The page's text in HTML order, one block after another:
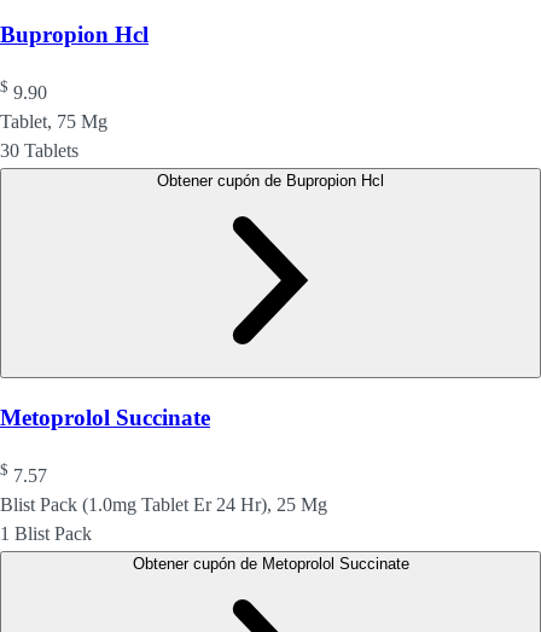
Bupropion Hcl
$ 9.90
Tablet, 75 Mg
30 Tablets
Metoprolol Succinate
$ 7.57
Blist Pack (1.0mg Tablet Er 24 Hr), 25 Mg
1 Blist Pack
Obtener cupón de Metoprolol Succinate